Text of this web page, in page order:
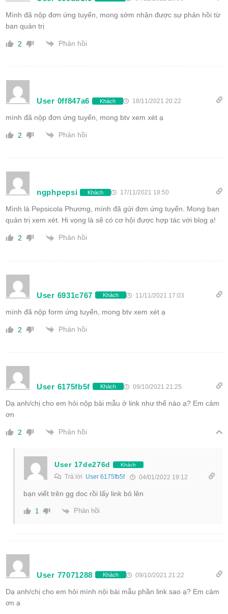
Mình đã nộp đơn ứng tuyển, mong sớm nhận được sự phản hồi từ
ban quản trị
2 Phản hồi
User 0ff847a6 Khách 18/11/2021 20:22
mình đã nộp đơn ứng tuyển, mong btv xem xét ạ
2 Phản hồi
ngphpepsi Khách 17/11/2021 18:50
Mình là Pepsicola Phương, mình đã gửi đơn ứng tuyển. Mong ban
quản trị xem xét. Hi vọng là sẽ có cơ hội được hợp tác với blog ạ!
2 Phản hồi
User 6931c767 Khách 11/11/2021 17:03
mình đã nộp form ứng tuyển, mong btv xem xét ạ
2 Phản hồi
User 6175fb5f Khách 09/10/2021 21:25
Dạ anh/chị cho em hỏi nộp bài mẫu ở link như thế nào ạ? Em cảm
ơn
2 Phản hồi
User 17de276d Khách
Trả lời User 6175fb5f 04/01/2022 19:12
bạn viết trên gg doc rồi lấy link bỏ lên
1 Phản hồi
User 77071288 Khách 09/10/2021 21:22
Dạ anh/chị cho em hỏi mình nội bài mẫu phần link sao ạ? Em cảm
ơn ạ